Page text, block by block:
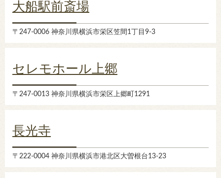
大船駅前斎場
〒247-0006 神奈川県横浜市栄区笠間1丁目9-3
セレモホール上郷
〒247-0013 神奈川県横浜市栄区上郷町1291
長光寺
〒222-0004 神奈川県横浜市港北区大曽根台13-23